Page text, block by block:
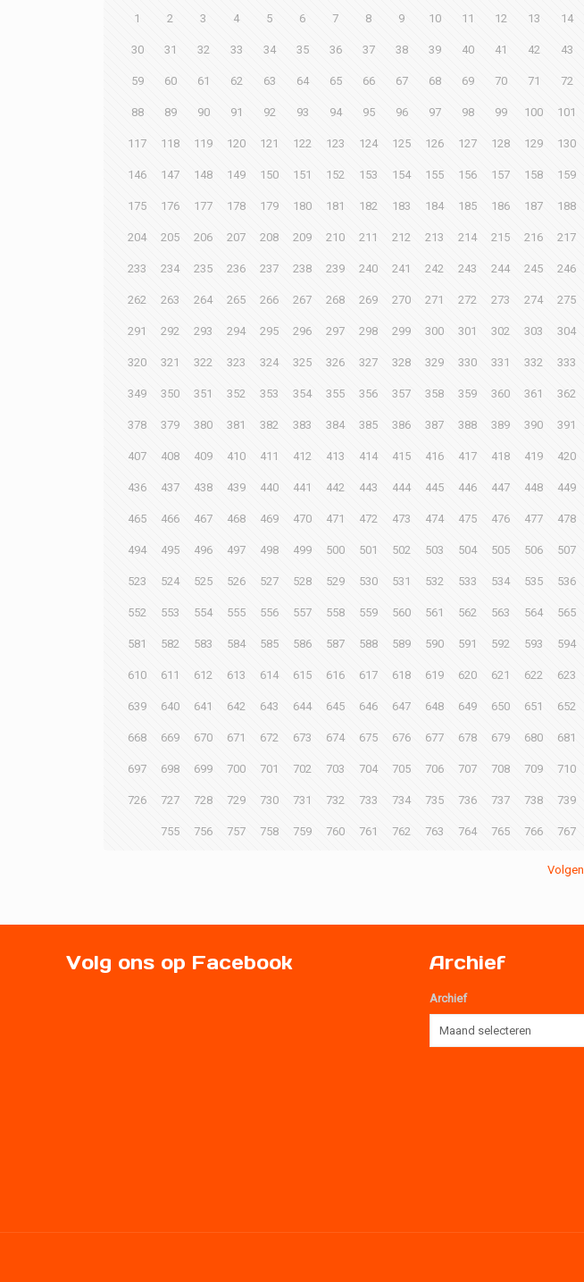
1 2 3 4 5 6 7 8 9 10 11 12 13 14
30 31 32 33 34 35 36 37 38 39 40 41 42 43
59 60 61 62 63 64 65 66 67 68 69 70 71 72
88 89 90 91 92 93 94 95 96 97 98 99 100 101
117 118 119 120 121 122 123 124 125 126 127 128 129 130
146 147 148 149 150 151 152 153 154 155 156 157 158 159
175 176 177 178 179 180 181 182 183 184 185 186 187 188
204 205 206 207 208 209 210 211 212 213 214 215 216 217
233 234 235 236 237 238 239 240 241 242 243 244 245 246
262 263 264 265 266 267 268 269 270 271 272 273 274 275
291 292 293 294 295 296 297 298 299 300 301 302 303 304
320 321 322 323 324 325 326 327 328 329 330 331 332 333
349 350 351 352 353 354 355 356 357 358 359 360 361 362
378 379 380 381 382 383 384 385 386 387 388 389 390 391
407 408 409 410 411 412 413 414 415 416 417 418 419 420
436 437 438 439 440 441 442 443 444 445 446 447 448 449
465 466 467 468 469 470 471 472 473 474 475 476 477 478
494 495 496 497 498 499 500 501 502 503 504 505 506 507
523 524 525 526 527 528 529 530 531 532 533 534 535 536
552 553 554 555 556 557 558 559 560 561 562 563 564 565
581 582 583 584 585 586 587 588 589 590 591 592 593 594
610 611 612 613 614 615 616 617 618 619 620 621 622 623
639 640 641 642 643 644 645 646 647 648 649 650 651 652
668 669 670 671 672 673 674 675 676 677 678 679 680 681
697 698 699 700 701 702 703 704 705 706 707 708 709 710
726 727 728 729 730 731 732 733 734 735 736 737 738 739
755 756 757 758 759 760 761 762 763 764 765 766 767
Volg ons op Facebook Archief
Archief